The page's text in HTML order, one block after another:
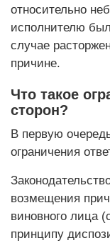
относительно
исполнителю
случае
причине.
Что такое
сторон?
В первую
ограничения
возмещения
виновного лица
принципу